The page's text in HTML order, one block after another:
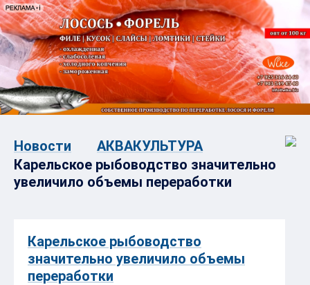
Новости
АКВАКУЛЬТУРА
Карельское рыбоводство значительно
увеличило объемы переработки
Карельское рыбоводство
значительно увеличило объемы
переработки